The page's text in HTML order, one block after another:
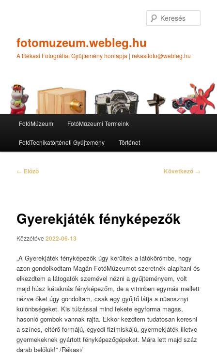
fotomuzeum.webleg.hu
A Rékasi Fotográfiai Gyűjtemény honlapja | rekasifoto@webleg.hu
FotóMúzeum FotóMúzeumi Termeink
FotóTecnikatörténeti Gyűjtemény Történet
Bejegyzés
← Előző Következő →
Gyerekjáték fényképezők
Közzétéve2022-06-13
„A Gyerekjáték fényképezők úgy kerültek a látókörömbe, hogy
azon gondolkodtam Magán FotóMúzeumot szeretnék alapítani és
elkezdtem a látogatók szemével nézni a gyűjteményem, volt
majd húsz kétaknás fényképezőm, de a vitrinben egymás mellett
nézve őket úgy gondoltam, csak egy gyűjtő látja a nüansznyi
különbségeket. Kis túlzással mind fekete egyforma magas,
hasonló gombok vannak rajta. Ekkor kezdtem tudatosan keresni
a színes, eltérő formájú, egyedi fizimiskájú, gyermekjáték illetve
gyermekeknek gyártott fényképezőgépeket. Mára lett majd száz
darab belőlük!” /Rékasi/